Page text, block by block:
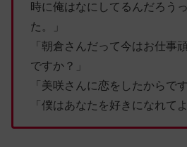
時に俺はなにしてるんだろう
た。」
「朝倉さんだって今はお仕事
ですか？」
「美咲さんに恋をしたからです
「僕はあなたを好きになれて